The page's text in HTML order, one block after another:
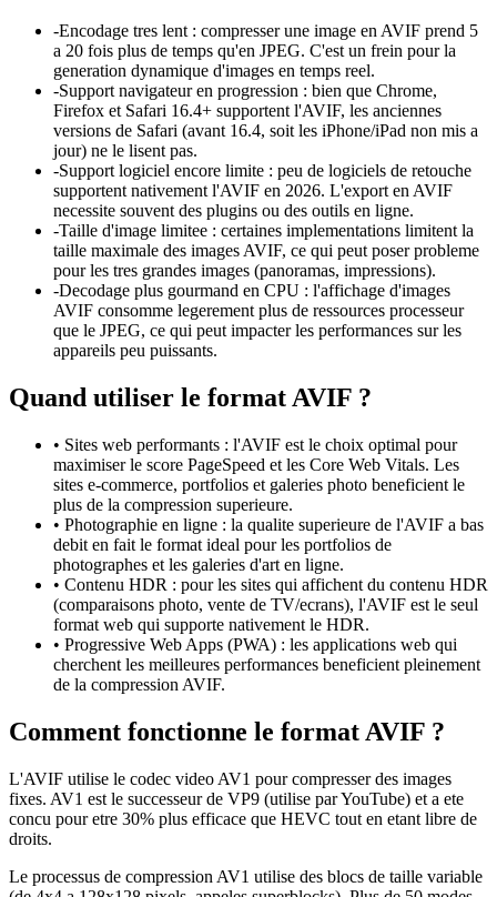
-Encodage tres lent : compresser une image en AVIF prend 5
a 20 fois plus de temps qu'en JPEG. C'est un frein pour la
generation dynamique d'images en temps reel.
-Support navigateur en progression : bien que Chrome,
Firefox et Safari 16.4+ supportent l'AVIF, les anciennes
versions de Safari (avant 16.4, soit les iPhone/iPad non mis a
jour) ne le lisent pas.
-Support logiciel encore limite : peu de logiciels de retouche
supportent nativement l'AVIF en 2026. L'export en AVIF
necessite souvent des plugins ou des outils en ligne.
-Taille d'image limitee : certaines implementations limitent la
taille maximale des images AVIF, ce qui peut poser probleme
pour les tres grandes images (panoramas, impressions).
-Decodage plus gourmand en CPU : l'affichage d'images
AVIF consomme legerement plus de ressources processeur
que le JPEG, ce qui peut impacter les performances sur les
appareils peu puissants.
Quand utiliser le format AVIF ?
• Sites web performants : l'AVIF est le choix optimal pour
maximiser le score PageSpeed et les Core Web Vitals. Les
sites e-commerce, portfolios et galeries photo beneficient le
plus de la compression superieure.
• Photographie en ligne : la qualite superieure de l'AVIF a bas
debit en fait le format ideal pour les portfolios de
photographes et les galeries d'art en ligne.
• Contenu HDR : pour les sites qui affichent du contenu HDR
(comparaisons photo, vente de TV/ecrans), l'AVIF est le seul
format web qui supporte nativement le HDR.
• Progressive Web Apps (PWA) : les applications web qui
cherchent les meilleures performances beneficient pleinement
de la compression AVIF.
Comment fonctionne le format AVIF ?
L'AVIF utilise le codec video AV1 pour compresser des images
fixes. AV1 est le successeur de VP9 (utilise par YouTube) et a ete
concu pour etre 30% plus efficace que HEVC tout en etant libre de
droits.
Le processus de compression AV1 utilise des blocs de taille variable